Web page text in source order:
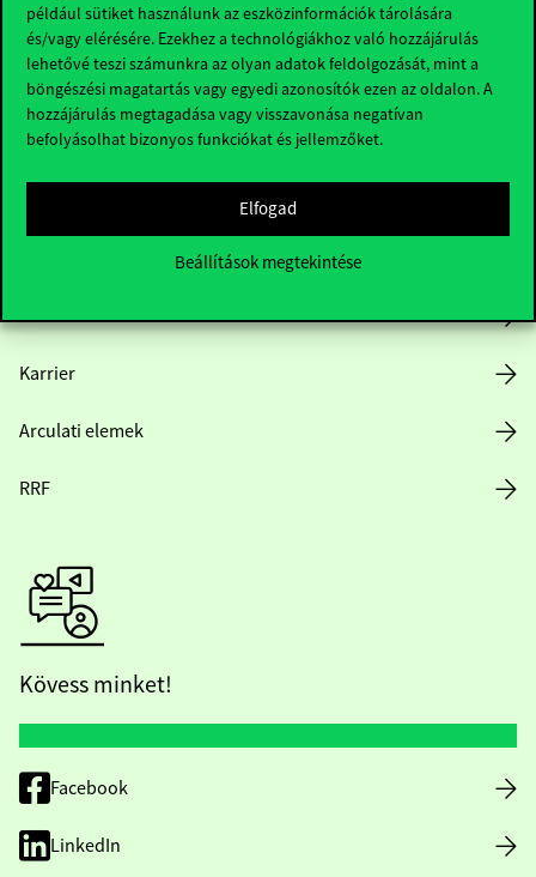
például sütiket használunk az eszközinformációk tárolására
és/vagy elérésére. Ezekhez a technológiákhoz való hozzájárulás
lehetővé teszi számunkra az olyan adatok feldolgozását, mint a
böngészési magatartás vagy egyedi azonosítók ezen az oldalon. A
hozzájárulás megtagadása vagy visszavonása negatívan
befolyásolhat bizonyos funkciókat és jellemzőket.
Elfogad
Beállítások megtekintése
Hasznos linkek
Közérdekű adatok
Karrier
Arculati elemek
RRF
Kövess minket!
Facebook
LinkedIn